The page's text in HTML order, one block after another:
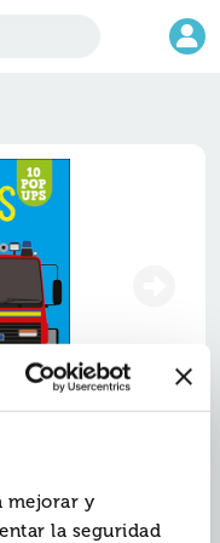
mejorar y
la seguridad